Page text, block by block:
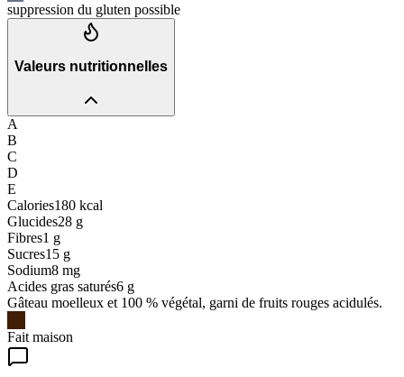
suppression du gluten possible
Valeurs nutritionnelles
A
B
C
D
E
Calories180 kcal
Glucides28 g
Fibres1 g
Sucres15 g
Sodium8 mg
Acides gras saturés6 g
Gâteau moelleux et 100 % végétal, garni de fruits rouges acidulés.
Fait maison